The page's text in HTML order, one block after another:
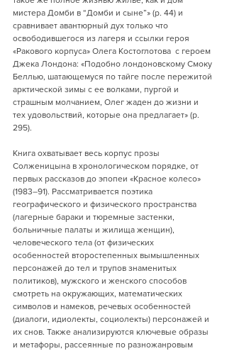
мистера Домби в “Домби и сыне”» (p. 44) и
сравнивает авантюрный дух только что
освободившегося из лагеря и ссылки героя
«Ракового корпуса» Олега Костоглотова  с героем
Джека Лондона: «Подобно лондоновскому Смоку
Беллью, шатающемуся по тайге после пережитой
арктической зимы с ее волками, пургой и
страшным молчанием, Олег жаден до жизни и
тех удовольствий, которые она предлагает» (p.
295).
Книга охватывает весь корпус прозы
Солженицына в хронологическом порядке, от
первых рассказов до эпопеи «Красное колесо»
(1983–91). Рассматривается поэтика
географического и физического пространства
(лагерные бараки и тюремные застенки,
больничные палаты и жилища женщин),
человеческого тела (от физических
особенностей второстепенных вымышленных
персонажей до тел и трупов знаменитых
политиков), мужского и женского способов
смотреть на окружающих, математических
символов и намеков, речевых особенностей
(диалоги, идиолекты, социолекты) персонажей и
их снов. Также анализируются ключевые образы
и метафоры, рассеянные по разножанровым